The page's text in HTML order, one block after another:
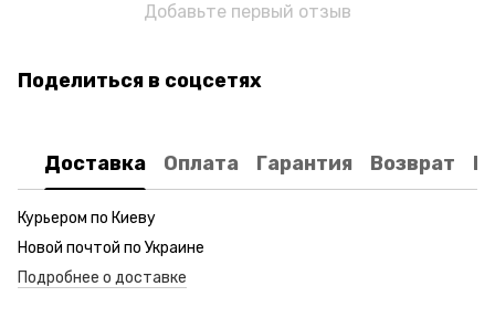
Добавьте первый отзыв
Поделиться в соцсетях
Доставка Оплата Гарантия Возврат
Курьером по Киеву
Новой почтой по Украине
Подробнее о доставке